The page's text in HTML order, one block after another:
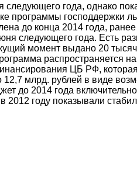
следующего года, однако
программы господдержки
до конца 2014 года,
следующего года. Есть
момент выдано 20
распространяется
ЦБ РФ,
12,7 млрд. рублей в виде
до 2014 года
году показывали